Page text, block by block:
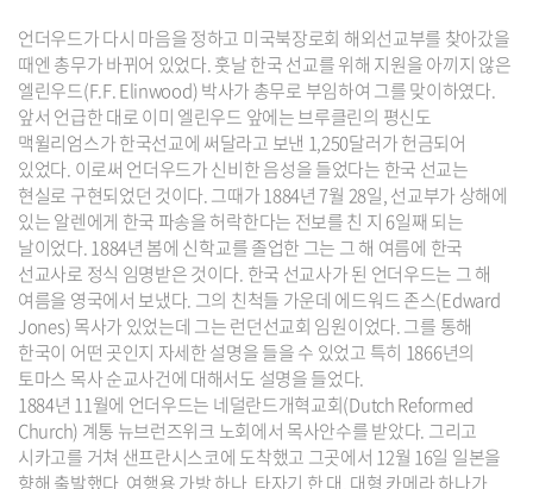
언더우드가 다시 마음을 정하고 미국북장로회 해외선교부를 찾아갔을
때엔 총무가 바뀌어 있었다. 훗날 한국 선교를 위해 지원을 아끼지 않은
엘린우드(F.F. Elinwood) 박사가 총무로 부임하여 그를 맞이하였다.
앞서 언급한 대로 이미 엘린우드 앞에는 브루클린의 평신도
맥윌리엄스가 한국선교에 써달라고 보낸 1,250달러가 헌금되어
있었다. 이로써 언더우드가 신비한 음성을 들었다는 한국 선교는
현실로 구현되었던 것이다. 그때가 1884년 7월 28일, 선교부가 상해에
있는 알렌에게 한국 파송을 허락한다는 전보를 친 지 6일째 되는
날이었다. 1884년 봄에 신학교를 졸업한 그는 그 해 여름에 한국
선교사로 정식 임명받은 것이다. 한국 선교사가 된 언더우드는 그 해
여름을 영국에서 보냈다. 그의 친척들 가운데 에드워드 존스(Edward
Jones) 목사가 있었는데 그는 런던선교회 임원이었다. 그를 통해
한국이 어떤 곳인지 자세한 설명을 들을 수 있었고 특히 1866년의
토마스 목사 순교사건에 대해서도 설명을 들었다.
1884년 11월에 언더우드는 네덜란드개혁교회(Dutch Reformed
Church) 계통 뉴브런즈위크 노회에서 목사안수를 받았다. 그리고
시카고를 거쳐 샌프란시스코에 도착했고 그곳에서 12월 16일 일본을
향해 출발했다. 여행용 가방 하나, 타자기 한 대, 대형 카메라 하나가